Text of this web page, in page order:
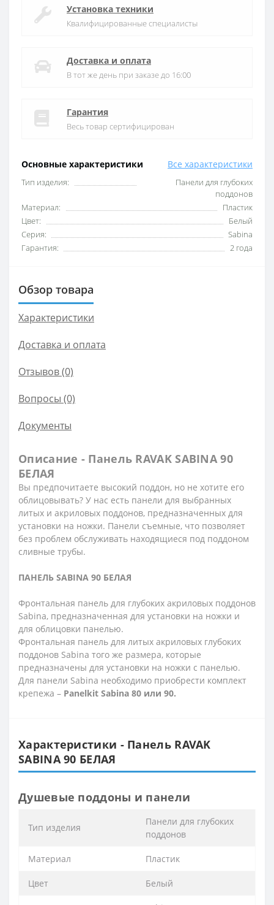
Основные характеристики Все характеристики
Тип изделия:
Панели для глубоких
поддонов
Материал:
Пластик
Цвет:
Белый
Серия:
Sabina
Гарантия:
2 года
Установка техники
Квалифицированные специалисты
Доставка и оплата
В тот же день при заказе до 16:00
Гарантия
Весь товар сертифицирован
Обзор товара
Характеристики
Доставка и оплата
Отзывов (0)
Вопросы (0)
Документы
Описание - Панель RAVAK SABINA 90
БЕЛАЯ
Вы предпочитаете высокий поддон, но не хотите его
облицовывать? У нас есть панели для выбранных
литых и акриловых поддонов, предназначенных для
установки на ножки. Панели съемные, что позволяет
без проблем обслуживать находящиеся под поддоном
сливные трубы.
ПАНЕЛЬ SABINA 90 БЕЛАЯ
Фронтальная панель для глубоких акриловых поддонов
Sabina, предназначенная для установки на ножки и
для облицовки панелью.
Фронтальная панель для литых акриловых глубоких
поддонов Sabina того же размера, которые
предназначены для установки на ножки с панелью.
Для панели Sabina необходимо приобрести комплект
крепежа – Panelkit Sabina 80 или 90.
Характеристики - Панель RAVAK
SABINA 90 БЕЛАЯ
Душевые поддоны и панели
Тип изделия
Панели для глубоких
поддонов
Материал Пластик
Цвет Белый